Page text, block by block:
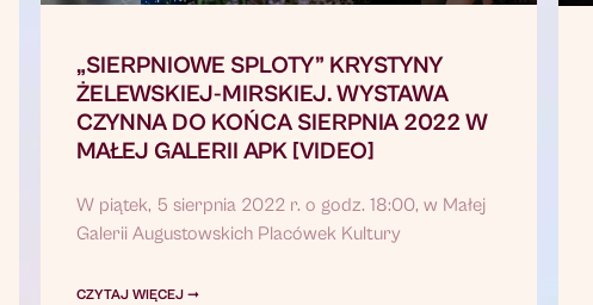
„SIERPNIOWE SPLOTY” KRYSTYNY
ŻELEWSKIEJ-MIRSKIEJ. WYSTAWA
CZYNNA DO KOŃCA SIERPNIA 2022 W
MAŁEJ GALERII APK [VIDEO]
W piątek, 5 sierpnia 2022 r. o godz. 18:00, w Małej
Galerii Augustowskich Placówek Kultury
CZYTAJ WIĘCEJ ➞